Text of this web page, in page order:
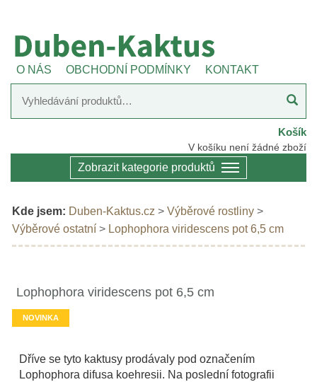
O NÁS OBCHODNÍ PODMÍNKY KONTAKT
Košík
V košíku není žádné zboží
Zobrazit kategorie produktů
Kde jsem: Duben-Kaktus.cz > Výběrové rostliny >
Výběrové ostatní > Lophophora viridescens pot 6,5 cm
Lophophora viridescens pot 6,5 cm
NOVINKA
Dříve se tyto kaktusy prodávaly pod označením
Lophophora difusa koehresii. Na poslední fotografii